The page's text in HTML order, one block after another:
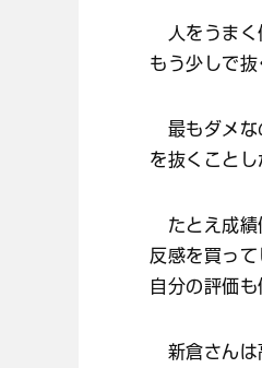
人をうまく
もう少しで
最もダメな
を抜くこと
たとえ成績
反感を買っ
自分の評価
新倉さんは